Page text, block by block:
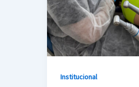
Institucional